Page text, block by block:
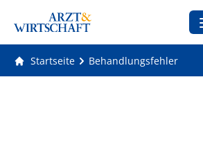
Startseite Behandlungsfehler